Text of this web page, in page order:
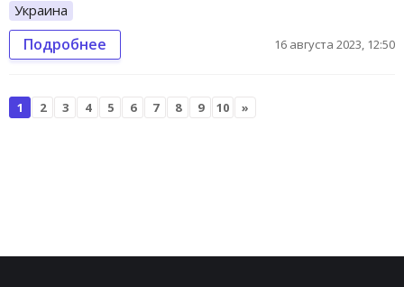
Украина
Подробнее 16 августа 2023, 12:50
1 2 3 4 5 6 7 8 9 10 »